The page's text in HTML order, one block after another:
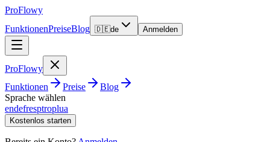
ProFlowy
FunktionenPreiseBlog 🇩🇪de Anmelden
ProFlowy
Funktionen
Preise
Blog
Sprache wählen
endefresptroplua
Kostenlos starten